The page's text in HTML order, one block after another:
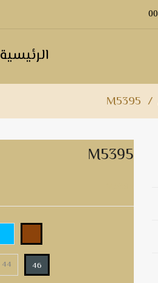
الرئيسية
/
M5395
M5395
44 46